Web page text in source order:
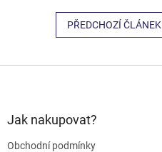
PŘEDCHOZÍ ČLÁNEK
Jak nakupovat?
Obchodní podmínky